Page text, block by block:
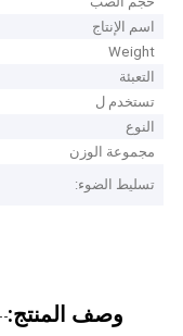
اسم الإنتاج
Weight
التعبئة
تستخدم ل
النوع
مجموعة الوزن
تسليط الضوء:
وصف المنتج: